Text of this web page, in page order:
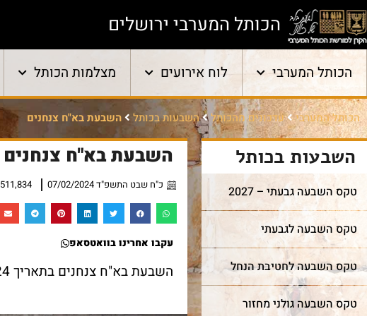
הכותל המערבי ירושלים
הכותל המערבי לוח אירועים מצלמות הכותל
הכותל המערבי עדכונים מהכותל השבעות בכותל השבעת בא"ח צנחנים
השבעות בכותל
טקס השבעה גבעתי – 2027
טקס השבעה לגבעתי
טקס השבעה לחטיבת הנחל
טקס השבעה גולני מחזור
השבעת בא"ח צנחנים
כ"ח שבט התשפ"ד 07/02/2024 511,834 צפיות
עקבו אחרינו בוואטסאפ
השבעת בא"ח צנחנים בתאריך 07/02/2024 בין השעות 18:30 עד לשעה 20:00